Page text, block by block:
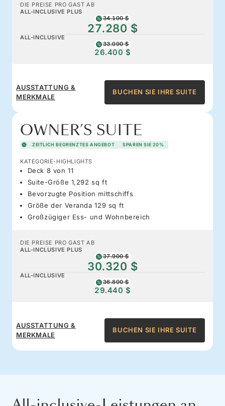
DIE PREISE PRO GAST AB
ALL-INCLUSIVE PLUS
34.100 $
27.280 $
ALL-INCLUSIVE
33.000 $
26.400 $
AUSSTATTUNG &
MERKMALE
BUCHEN SIE IHRE SUITE
OWNER’S SUITE
ZEITLICH BEGRENZTES ANGEBOT SPAREN SIE 20%
KATEGORIE-HIGHLIGHTS
Deck 8 von 11
Suite-Größe 1,292 sq ft
Bevorzugte Position mittschiffs
Größe der Veranda 129 sq ft
Großzügiger Ess- und Wohnbereich
DIE PREISE PRO GAST AB
ALL-INCLUSIVE PLUS
37.900 $
30.320 $
ALL-INCLUSIVE
36.800 $
29.440 $
AUSSTATTUNG &
MERKMALE
BUCHEN SIE IHRE SUITE